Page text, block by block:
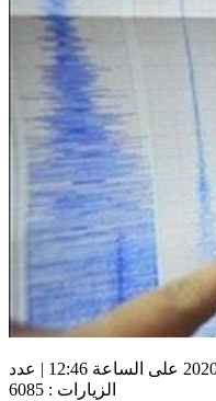
زووم تونيزيا | الأحد، 27 ديسمبر، 2020 على الساعة 12:46 | عدد
الزيارات : 6085